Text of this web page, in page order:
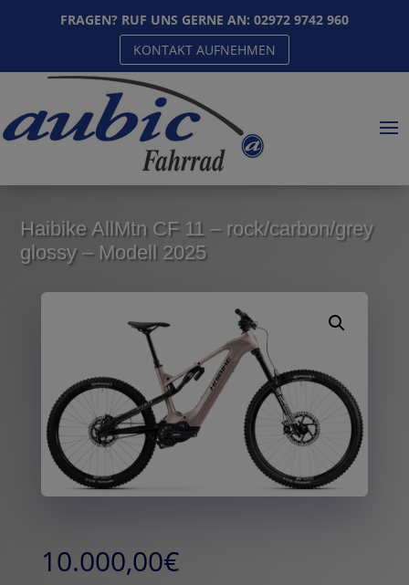
FRAGEN? RUF UNS GERNE AN: 02972 9742 960
KONTAKT AUFNEHMEN
Haibike AllMtn CF 11 – rock/carbon/grey
glossy – Modell 2025
10.000,00€